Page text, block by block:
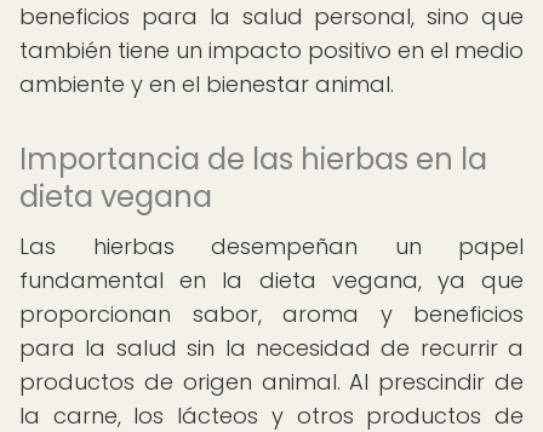
beneficios para la salud personal, sino que
también tiene un impacto positivo en el medio
ambiente y en el bienestar animal.
Importancia de las hierbas en la
dieta vegana
Las hierbas desempeñan un papel
fundamental en la dieta vegana, ya que
proporcionan sabor, aroma y beneficios
para la salud sin la necesidad de recurrir a
productos de origen animal. Al prescindir de
la carne, los lácteos y otros productos de